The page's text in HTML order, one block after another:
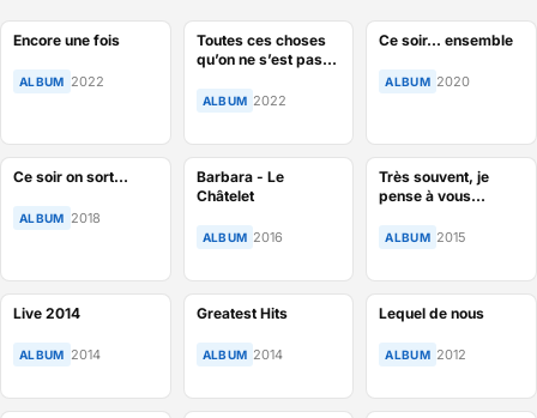
Encore une fois
ALBUM 2022
Toutes ces choses
qu’on ne s’est pas
ALBUM 2022
Ce soir... ensemble
ALBUM 2020
Ce soir on sort…
ALBUM 2018
Barbara - Le
Châtelet
ALBUM 2016
Très souvent, je
pense à vous…
ALBUM 2015
Live 2014
ALBUM 2014
Greatest Hits
ALBUM 2014
Lequel de nous
ALBUM 2012